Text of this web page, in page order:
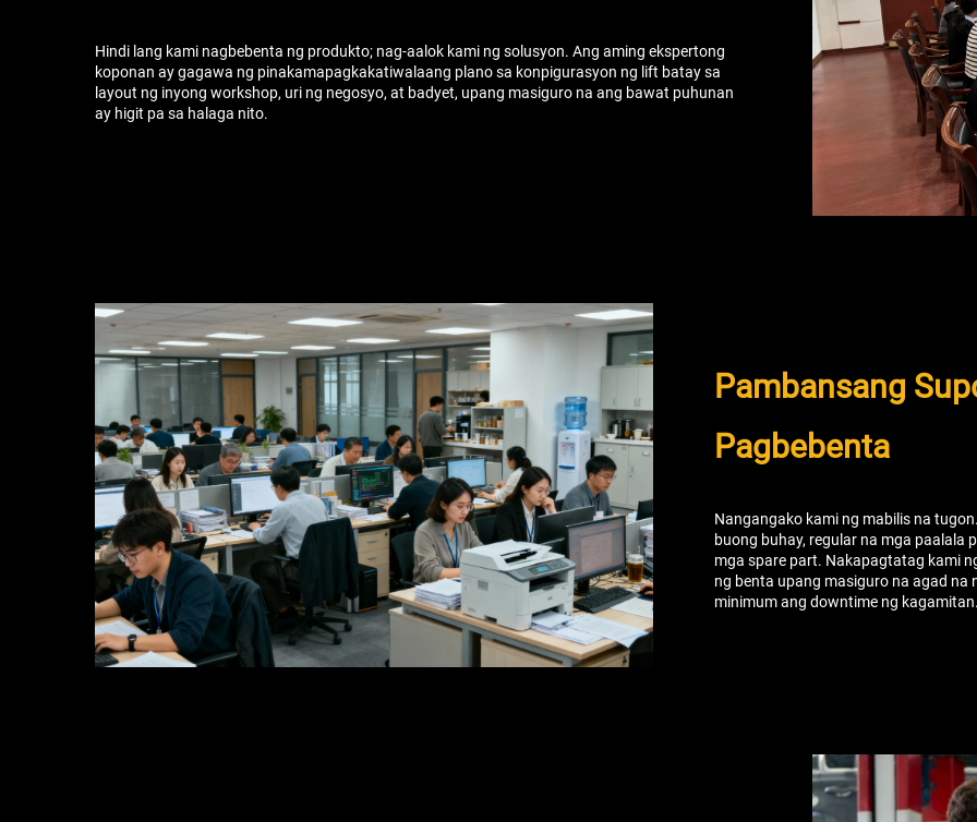
Hindi lang kami nagbebenta ng produkto; nag-aalok kami ng solusyon. Ang aming ekspertong
koponan ay gagawa ng pinakamapagkakatiwalaang plano sa konpigurasyon ng lift batay sa
layout ng inyong workshop, uri ng negosyo, at badyet, upang masiguro na ang bawat puhunan
ay higit pa sa halaga nito.
Pambansang
Pagbebenta
Nangangako kami ng mabilis na
buong buhay, regular na mga paalala
mga spare part. Nakapagtatag kami
ng benta upang masiguro na agad
minimum ang downtime ng